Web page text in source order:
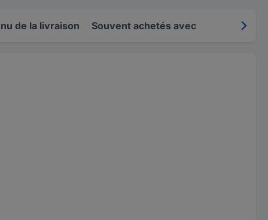
de la livraison Souvent achetés avec